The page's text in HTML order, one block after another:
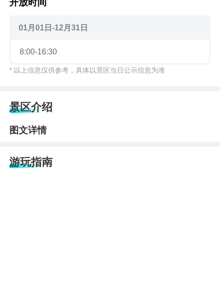
开放时间
01月01日-12月31日
8:00-16:30
* 以上信息仅供参考，具体以景区当日公示信息为准
景区介绍
图文详情
游玩指南